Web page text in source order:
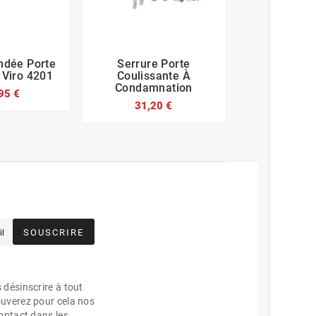
 
Porte
4201
€
 
Serrure Porte
Coulissante À
Condamnation
31,20 €
SOUSCRIRE
désinscrire à tout
pour cela nos